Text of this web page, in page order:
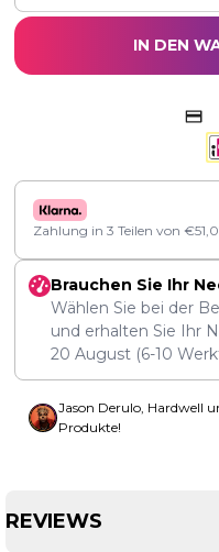
IN DEN
Zahlung in 3 Teilen von €
Brauchen Sie Ihr
Wählen Sie bei der
und erhalten Sie Ihr
20 August (6-10
Jason Derulo, Hardwell
Produkte!
REVIEWS